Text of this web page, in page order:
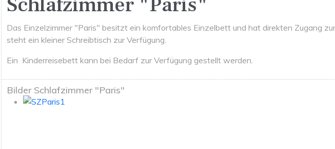
Das Einzelzimmer "Paris" besitzt ein komfortables Einzelbett und hat direkten Zugang
steht ein kleiner Schreibtisch zur Verfügung.
Ein Kinderreisebett kann bei Bedarf zur Verfügung gestellt werden.
Bilder Schlafzimmer "Paris"